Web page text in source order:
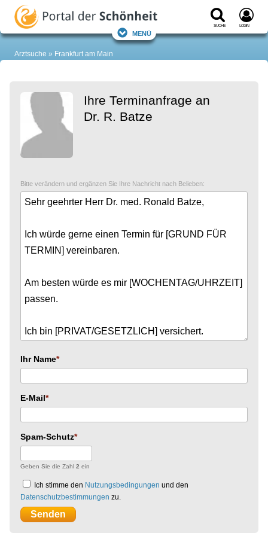
Suche Login
Menü
Arztsuche Frankfurt am Main
Ihre Terminanfrage an
Dr. R. Batze
Bitte verändern und ergänzen Sie Ihre Nachricht nach Belieben:
Ihr Name
E-Mail
Spam-Schutz
Geben Sie die Zahl 2 ein
Ich stimme den Nutzungsbedingungen und den
Datenschutzbestimmungen zu.